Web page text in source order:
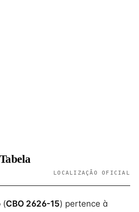
LOCALIZAÇÃO OFICIAL
(CBO 2626-15) pertence à